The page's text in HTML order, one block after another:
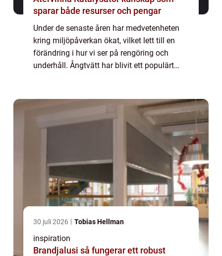
sparar både resurser och pengar
Under de senaste åren har medvetenheten
kring miljöpåverkan ökat, vilket lett till en
förändring i hur vi ser på rengöring och
underhåll. Ångtvätt har blivit ett populärt
30 juli 2026 Tobias Hellman
inspiration
Brandjalusi så fungerar ett robust